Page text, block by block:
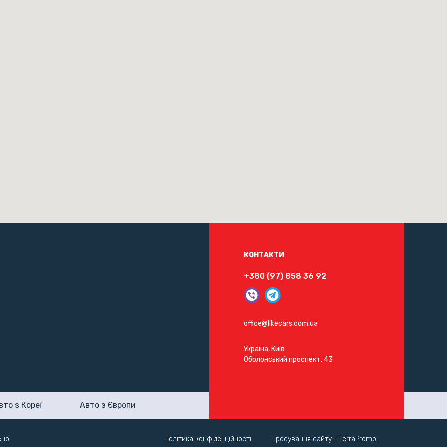
КОНТАКТИ
+380 (97) 858 36 92
office@likecars.com.ua
Україна, Київ
Оболонський проспект, 43
з Кореї Авто з Європи
Політика конфіденційності Просування сайту - TerraPromo